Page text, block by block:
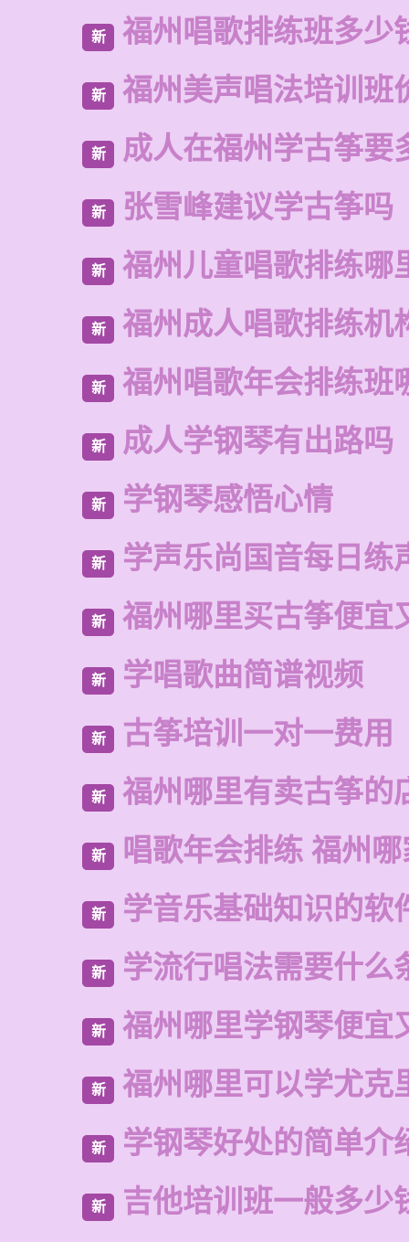
新 福州唱歌排练班多少
新 福州美声唱法培训班
新 成人在福州学古筝要
新 张雪峰建议学古筝吗
新 福州儿童唱歌排练哪
新 福州成人唱歌排练机
新 福州唱歌年会排练班
新 成人学钢琴有出路吗
新 学钢琴感悟心情
新 学声乐尚国音每日练
新 福州哪里买古筝便宜
新 学唱歌曲简谱视频
新 古筝培训一对一费用
新 福州哪里有卖古筝的
新 唱歌年会排练 福州
新 学音乐基础知识的软
新 学流行唱法需要什么
新 福州哪里学钢琴便宜
新 福州哪里可以学尤克
新 学钢琴好处的简单介
新 吉他培训班一般多少